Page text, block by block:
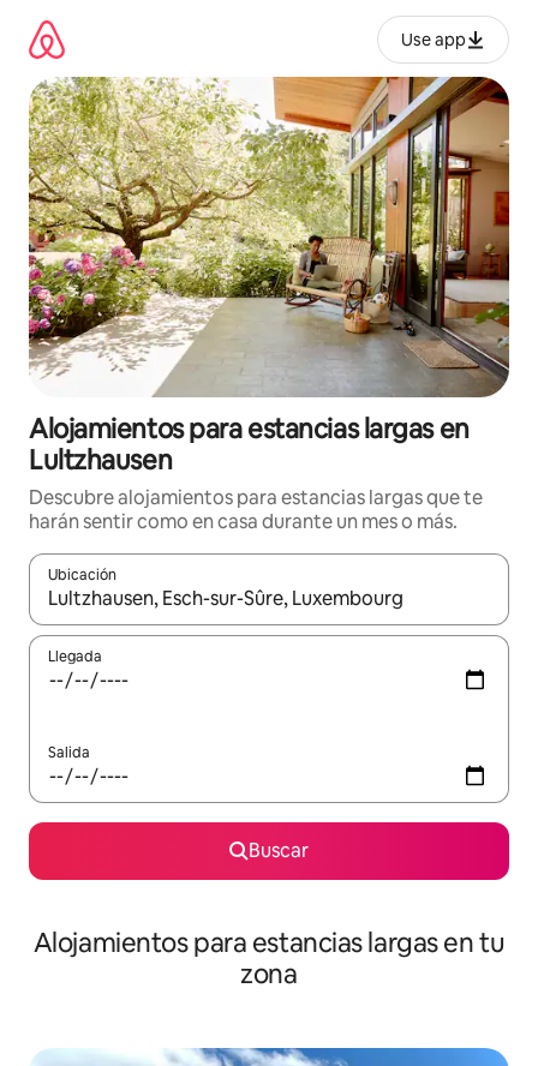
contenido
Use app
Alojamientos para estancias largas en
Lultzhausen
Descubre alojamientos para estancias largas que te
harán sentir como en casa durante un mes o más.
Ubicación
Cuando los resultados estén disponibles, podrás navegar
Llegada
Salida
Buscar
Alojamientos para estancias largas en tu
zona